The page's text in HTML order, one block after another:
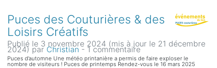
Puces des Couturières & des
Loisirs Créatifs
Publié le 3 novembre 2024 (mis à jour le 21 décembre
2024) par Christian- 1 commentaire
Puces d’automne Une météo printanière a permis de faire exploser le
nombre de visiteurs ! Puces de printemps Rendez-vous le 16 mars 2025